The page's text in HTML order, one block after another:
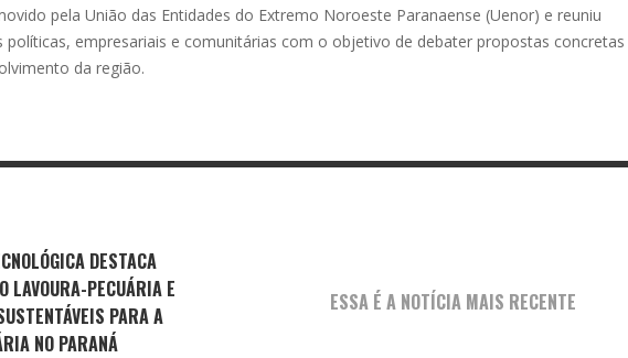
pela União das Entidades do Extremo Noroeste Paranaense (Uenor) e reuniu
políticas, empresariais e comunitárias com o objetivo de debater propostas concretas
da região.
DESTACA
LAVOURA-PECUÁRIA E
PARA A
NO PARANÁ
ESSA É A NOTÍCIA MAIS RECENTE